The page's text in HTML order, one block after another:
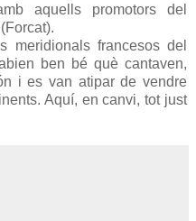
aquells promotors del
meridionals francesos del
ben bé què cantaven,
i es van atipar de vendre
Aquí, en canvi, tot just